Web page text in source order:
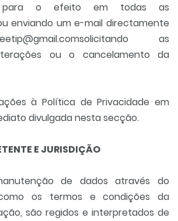
para o efeito em todas as
enviando um e-mail directamente
as
ou o cancelamento da
à Política de Privacidade em
divulgada nesta secção.
E JURISDIÇÃO
de dados através do
os termos e condições da
são regidos e interpretados de